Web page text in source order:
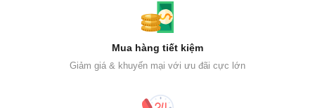
Mua hàng tiết kiệm
Giảm giá & khuyến mại với ưu đãi cực lớn